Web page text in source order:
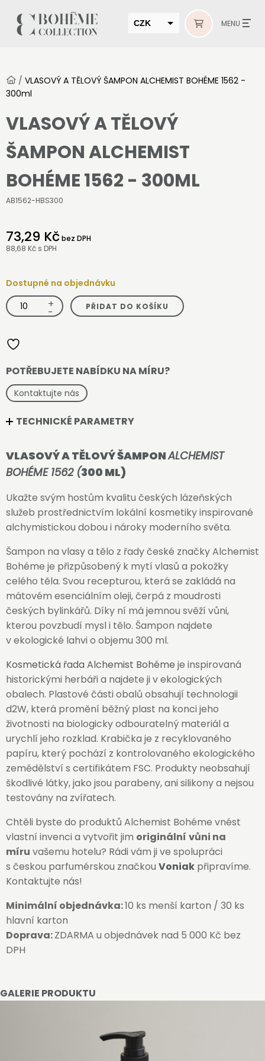
CZK MENU
/ VLASOVÝ A TĚLOVÝ ŠAMPON ALCHEMIST BOHÉME 1562 -
300ml
GALERIE PRODUKTU
VLASOVÝ A TĚLOVÝ
ŠAMPON ALCHEMIST
BOHÉME 1562 - 300ML
AB1562-HBS300
73,29 Kčbez DPH
88,68 Kč s DPH
Dostupné na objednávku
VLASOVÝ
A
TĚLOVÝ
BOHÉME
1562
množství
+
- PŘIDAT DO KOŠÍKU
POTŘEBUJETE NABÍDKU NA MÍRU?
Kontaktujte nás
TECHNICKÉ PARAMETRY
VLASOVÝ A TĚLOVÝ ŠAMPONALCHEMIST
BOHÉME 1562 (300 ML)
Ukažte svým hostům kvalitu českých lázeňských
služeb prostřednictvím lokální kosmetiky inspirované
alchymistickou dobou i nároky moderního světa.
Šampon na vlasy a tělo z řady české značky Alchemist
Bohéme je přizpůsobený k mytí vlasů a pokožky
celého těla. Svou recepturou, která se zakládá na
mátovém esenciálním oleji, čerpá z moudrosti
českých bylinkářů. Díky ní má jemnou svěží vůni,
kterou povzbudí mysl i tělo. Šampon najdete
v ekologické lahvi o objemu 300 ml.
Kosmetická řada Alchemist Bohéme je inspirovaná
historickými herbáři a najdete ji v ekologických
obalech. Plastové části obalů obsahují technologii
d2W, která promění běžný plast na konci jeho
životnosti na biologicky odbouratelný materiál a
urychlí jeho rozklad. Krabička je z recyklovaného
papíru, který pochází z kontrolovaného ekologického
zemědělství s certifikátem FSC. Produkty neobsahují
škodlivé látky, jako jsou parabeny, ani silikony a nejsou
testovány na zvířatech.
Chtěli byste do produktů Alchemist Bohéme vnést
vlastní invenci a vytvořit jim originální vůni na
míru vašemu hotelu? Rádi vám ji ve spolupráci
s českou parfumérskou značkou Voniak připravíme.
Kontaktujte nás!
Minimální objednávka:10 ks menší karton / 30 ks
hlavní karton
Doprava:ZDARMA u objednávek nad 5 000 Kč bez
DPH